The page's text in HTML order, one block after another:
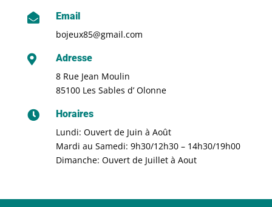

Email
bojeux85@gmail.com

Adresse
8 Rue Jean Moulin
85100 Les Sables d’ Olonne

Horaires
Lundi: Ouvert de Juin à Août
Mardi au Samedi: 9h30/12h30 – 14h30/19h00
Dimanche: Ouvert de Juillet à Aout